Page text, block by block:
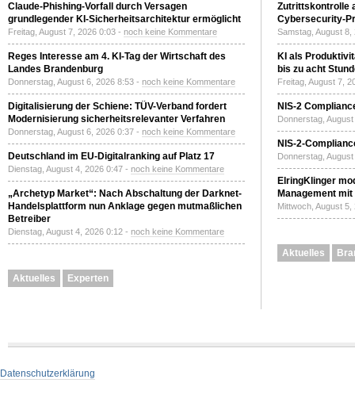
Claude-Phishing-Vorfall durch Versagen
grundlegender KI-Sicherheitsarchitektur ermöglicht
Freitag, August 7, 2026 0:03 - noch keine Kommentare
Reges Interesse am 4. KI-Tag der Wirtschaft des
Landes Brandenburg
Donnerstag, August 6, 2026 8:53 - noch keine Kommentare
Digitalisierung der Schiene: TÜV-Verband fordert
Modernisierung sicherheitsrelevanter Verfahren
Donnerstag, August 6, 2026 0:37 - noch keine Kommentare
Deutschland im EU-Digitalranking auf Platz 17
Dienstag, August 4, 2026 0:47 - noch keine Kommentare
„Archetyp Market“: Nach Abschaltung der Darknet-
Handelsplattform nun Anklage gegen mutmaßlichen
Betreiber
Dienstag, August 4, 2026 0:12 - noch keine Kommentare
Aktuelles Experten
Zutrittskontrolle
Cybersecurity-
Samstag, August
KI als
bis zu acht
Freitag, August 7,
NIS-2
Donnerstag,
NIS-2-
Donnerstag,
ElringKlinger
Management
Mittwoch, August
Aktuelles
Datenschutzerklärung